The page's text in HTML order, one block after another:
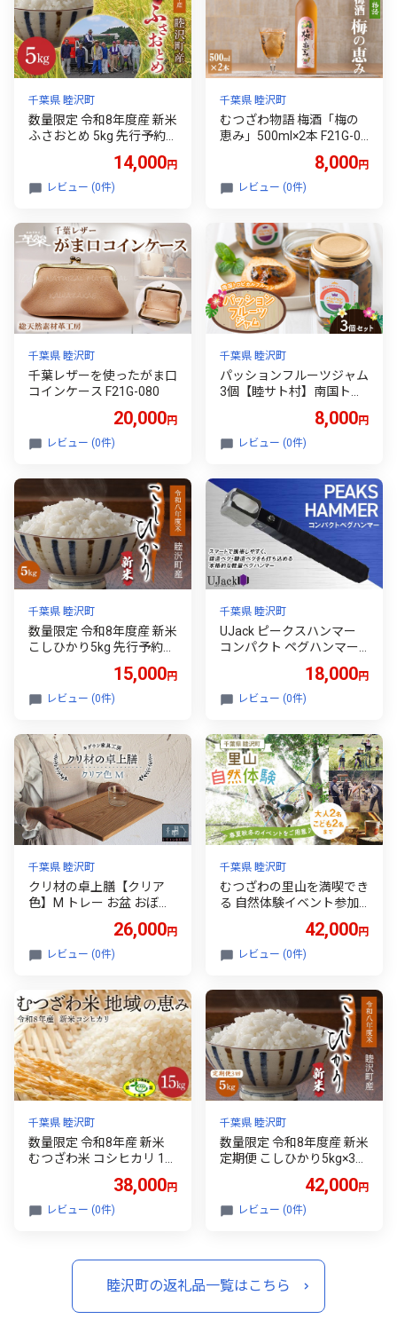
千葉県 睦沢町
数量限定 令和8年度産 新米
ふさおとめ 5kg 先行予約
白米 ごはん ご飯 お米 ライ
ス 【岩井第二営農組合】 F
14,000円
レビュー (0件)
千葉県 睦沢町
むつざわ物語 梅酒「梅の
恵み」500ml×2本 F21G-09
8,000円
レビュー (0件)
千葉県 睦沢町
千葉レザーを使ったがま口
コインケース F21G-080
20,000円
レビュー (0件)
千葉県 睦沢町
パッションフルーツジャム
3個【睦サト村】南国トロ
沢町 くだもの フルーツ 果
物 パン コンフィチュール
8,000円
レビュー (0件)
千葉県 睦沢町
数量限定 令和8年度産 新米
こしひかり5kg 先行予約
白米 ごはん ご飯 お米 ライ
ス 【岩井第二営農組合】 F
15,000円
レビュー (0件)
千葉県 睦沢町
UJack ピークスハンマー
コンパクト ペグハンマー F
18,000円
レビュー (0件)
千葉県 睦沢町
クリ材の卓上膳【クリア
色】M トレー お盆 おぼん
貨 インテリア キッチン 栗
材 無垢材 F21G-258
26,000円
レビュー (0件)
千葉県 睦沢町
むつざわの里山を満喫でき
る 自然体験イベント参加
42,000円
レビュー (0件)
千葉県 睦沢町
数量限定 令和8年産 新米
むつざわ米 コシヒカリ 15
精米 国産 千葉県 白米 ごは
ん ご飯 お米 ライス 【寺崎
38,000円
レビュー (0件)
千葉県 睦沢町
数量限定 令和8年度産 新米
定期便 こしひかり5kg×3回
産 千葉県 白米 ごはん ご飯
お米 ライス 【岩井第二営
42,000円
レビュー (0件)
睦沢町の返礼品一覧はこちら